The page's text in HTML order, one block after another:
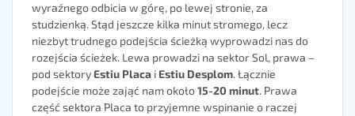
wyraźnego odbicia w górę, po lewej stronie, za
studzienką. Stąd jeszcze kilka minut stromego, lecz
niezbyt trudnego podejścia ścieżką wyprowadzi nas do
rozejścia ścieżek. Lewa prowadzi na sektor Sol, prawa –
pod sektory Estiu Placa i Estiu Desplom. Łącznie
podejście może zająć nam około15-20 minut. Prawa
część sektora Placa to przyjemne wspinanie o raczej